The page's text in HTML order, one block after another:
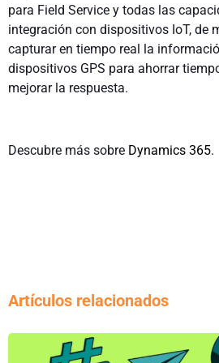
para Field Service y todas las
integración con dispositivos IoT, de
capturar en tiempo real la
dispositivos GPS para ahorrar
mejorar la respuesta.
Descubre más sobre Dynamics 365.
Artículos relacionados